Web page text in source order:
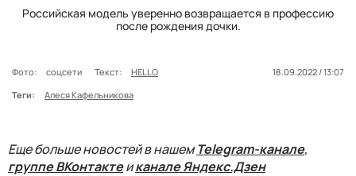
Российская модель уверенно возвращается в профессию
после рождения дочки.
Фото: соцсети Текст: HELLO
18.09.2022 / 13:07
Теги:
Алеся Кафельникова
Еще больше новостей в нашемTelegram-канале,
группе ВКонтактеиканале Яндекс.Дзен